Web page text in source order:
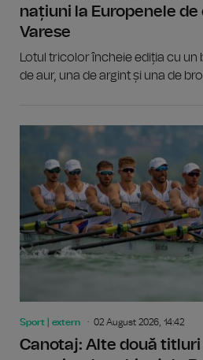
națiuni la Europenele de
Varese
Lotul tricolor încheie ediția cu un
de aur, una de argint și una de
Sport | extern 02 August 2026, 14:42
Canotaj: Alte două titluri